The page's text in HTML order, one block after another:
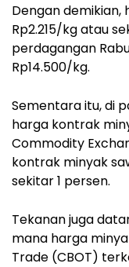
Dengan demikian,
Rp2.215/kg atau
perdagangan
Rp14.500/kg.
Sementara itu, di
harga kontrak
Commodity
kontrak minyak
sekitar 1 persen.
Tekanan juga
mana harga
Trade (CBOT)